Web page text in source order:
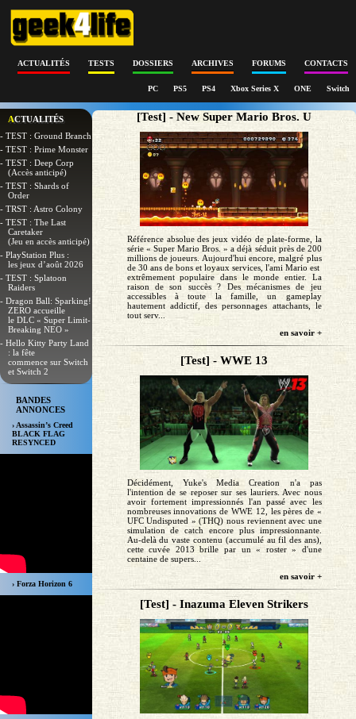
ACTUALITÉS TESTS DOSSIERS ARCHIVES FORUMS CONTACTS
PC PS5 PS4 Xbox Series X ONE Switch
ACTUALITÉS
- TEST : Ground Branch
- TEST : Prime Monster
- TEST : Deep Corp
(Accès anticipé)
- TEST : Shards of
Order
- TRST : Astro Colony
- TEST : The Last
Caretaker
(Jeu en accès anticipé)
- PlayStation Plus :
les jeux d’août 2026
- TEST : Splatoon
Raiders
- Dragon Ball: Sparking!
ZERO accueille
le DLC « Super Limit-
Breaking NEO »
- Hello Kitty Party Land
: la fête
commence sur Switch
et Switch 2
BANDES
ANNONCES
› Assassin’s Creed
BLACK FLAG
RESYNCED
› Forza Horizon 6
[Test] - New Super Mario Bros. U
Référence absolue des jeux vidéo de plate-forme, la
série « Super Mario Bros. » a déjà séduit près de 200
millions de joueurs. Aujourd'hui encore, malgré plus
de 30 ans de bons et loyaux services, l'ami Mario est
extrêmement populaire dans le monde entier. La
raison de son succès ? Des mécanismes de jeu
accessibles à toute la famille, un gameplay
hautement addictif, des personnages attachants, le
tout serv...
en savoir +
[Test] - WWE 13
Décidément, Yuke's Media Creation n'a pas
l'intention de se reposer sur ses lauriers. Avec nous
avoir fortement impressionnés l'an passé avec les
nombreuses innovations de WWE 12, les pères de «
UFC Undisputed » (THQ) nous reviennent avec une
simulation de catch encore plus impressionnante.
Au-delà du vaste contenu (accumulé au fil des ans),
cette cuvée 2013 brille par un « roster » d'une
centaine de supers...
en savoir +
[Test] - Inazuma Eleven Strikers